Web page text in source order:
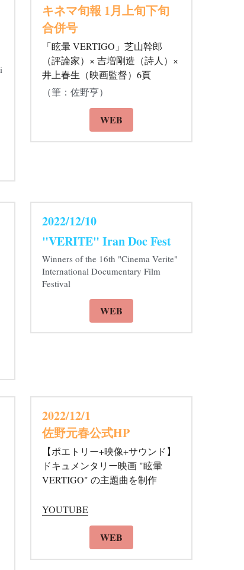
2022/12/20
キネマ旬報 1月上旬下旬
合併号
「眩暈 VERTIGO」芝山幹郎
（評論家）× 吉増剛造（詩人）×
井上春生（映画監督）6頁
（筆：佐野亨）
WEB
2022/12/10
"VERITE" Iran Doc Fest
Winners of the 16th "Cinema Verite"
WEB
2022/12/1
佐野元春公式HP
【ポエトリー+映像+サウンド】
VERTIGO" の主題曲を制作